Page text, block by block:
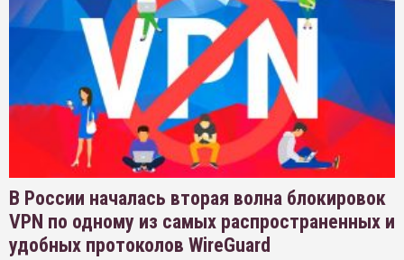
В России началась вторая волна блокировок
VPN по одному из самых распространенных и
удобных протоколов WireGuard